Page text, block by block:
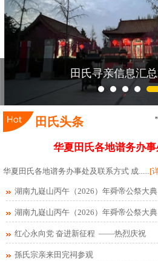
田氏寻亲信息汇总
田氏头条
华夏田氏各地谱务办
华夏田氏各地谱务办事处及联系方式 成......[
湖南九嶷山丙午（2026）年舜帝公祭大典
湖南九嶷山丙午（2026）年舜帝公祭大典
红心永向党 奋进新征程 ——热烈庆祝
孫氏宗亲来田完祠参观